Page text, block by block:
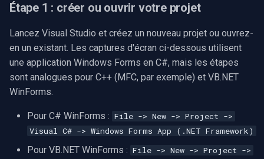
Edimax
Uniview (UNV)
Hanwha Vision
EZVIZ
Étape 1 : créer ou ouvrir votre projet
Lancez Visual Studio et créez un nouveau projet ou ouvrez-
en un existant. Les captures d'écran ci-dessous utilisent
une application Windows Forms en C#, mais les étapes
sont analogues pour C++ (MFC, par exemple) et VB.NET
WinForms.
Pour C# WinForms : File -> New -> Project ->
Visual C# -> Windows Forms App (.NET Framework)
Pour VB.NET WinForms : File -> New -> Project ->